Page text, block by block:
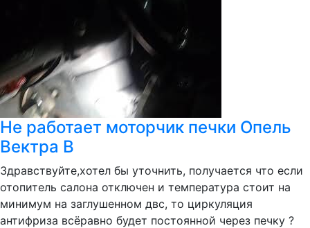
Не работает моторчик печки Опель
Вектра В
Здравствуйте,хотел бы уточнить, получается что если
отопитель салона отключен и температура стоит на
минимум на заглушенном двс, то циркуляция
антифриза всёравно будет постоянной через печку ?